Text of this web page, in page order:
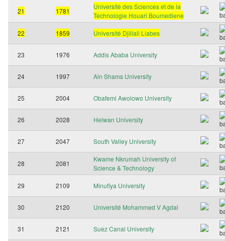
21 1781
Université des Sciences et de la
Technologie Houari Boumediene
22 1859 Université Djillali Liabes
23 1976 Addis Ababa University
24 1997 Ain Shams University
25 2004 Obafemi Awolowo University
26 2028 Helwan University
27 2047 South Valley University
28 2081
Kwame Nkrumah University of
Science & Technology
29 2109 Minufiya University
30 2120 Université Mohammed V Agdal
31 2121 Suez Canal University